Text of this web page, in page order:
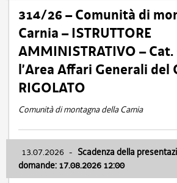
314/26 – Comunità di
Carnia – ISTRUTTORE
AMMINISTRATIVO – Cat.
l’Area Affari Generali del
RIGOLATO
Comunità di montagna della Carnia
13.07.2026 - Scadenza della
domande: 17.08.2026 12:00